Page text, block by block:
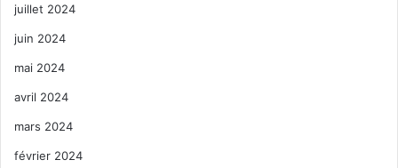
juillet 2024
juin 2024
mai 2024
avril 2024
mars 2024
février 2024